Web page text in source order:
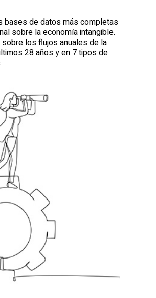
bases de datos más completas
sobre la economía intangible.
los flujos anuales de la
28 años y en 7 tipos de